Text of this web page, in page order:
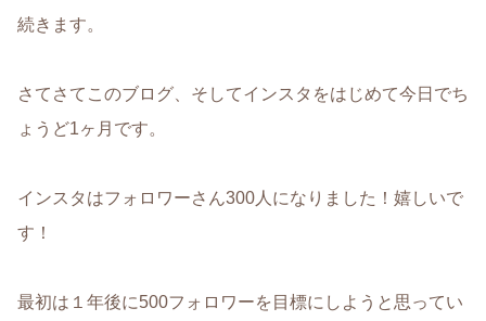
続きます。
さてさてこのブログ、そしてインスタをはじめて今日でち
ょうど1ヶ月です。
インスタはフォロワーさん300人になりました！嬉しいで
す！
最初は１年後に500フォロワーを目標にしようと思ってい